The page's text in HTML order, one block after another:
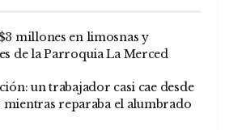
millones en limosnas y
de la Parroquia La Merced
un trabajador casi cae desde
mientras reparaba el alumbrado